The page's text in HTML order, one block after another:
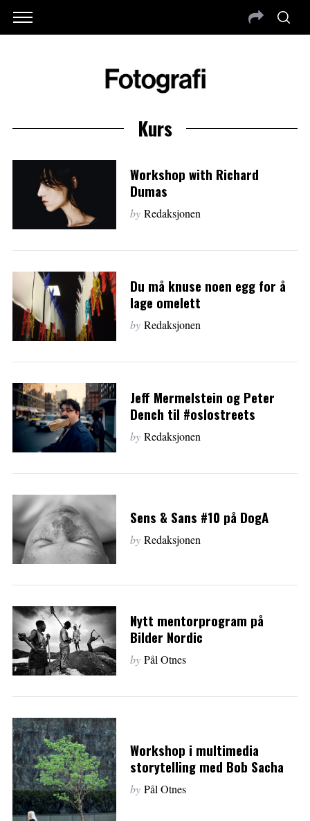
Kurs
Workshop with Richard
Dumas
by Redaksjonen
Du må knuse noen egg for å
lage omelett
by Redaksjonen
Jeff Mermelstein og Peter
Dench til #oslostreets
by Redaksjonen
Sens & Sans #10 på DogA
by Redaksjonen
Nytt mentorprogram på
Bilder Nordic
by Pål Otnes
Workshop i multimedia
storytelling med Bob Sacha
by Pål Otnes